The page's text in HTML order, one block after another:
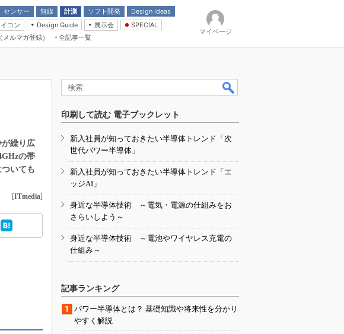
センサー 無線 計測 ソフト開発
Design Ideas
アナログ機能回路
計測とテスト
コン
Design Guide
展示会
ッジコンピューティング展
SPECIAL
Microchip情報
ルマガ登録） 全記事一覧
マイページ
繰り広
の帯
いても
[ITmedia]
印刷して読む 電子ブックレット
新入社員が知っておきたい半導体トレンド「次
世代パワー半導体」
新入社員が知っておきたい半導体トレンド「エ
ッジAI」
身近な半導体技術 ～電気・電源の仕組みをお
さらいしよう～
身近な半導体技術 ～電池やワイヤレス充電の
仕組み～
記事ランキング
パワー半導体とは？ 基礎知識や将来性を分かり
やすく解説